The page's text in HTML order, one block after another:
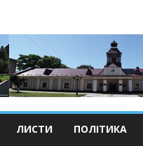
ЛИСТИ ПОЛІТИКА